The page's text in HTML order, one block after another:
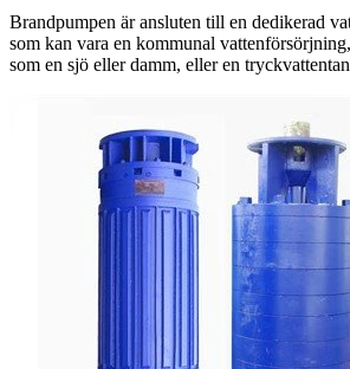
Brandpumpen är ansluten till en dedikerad
som kan vara en kommunal
som en sjö eller damm, eller en